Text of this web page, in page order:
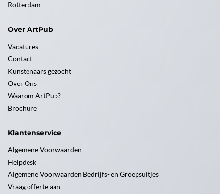
Rotterdam
Over ArtPub
Vacatures
Contact
Kunstenaars gezocht
Over Ons
Waarom ArtPub?
Brochure
Klantenservice
Algemene Voorwaarden
Helpdesk
Algemene Voorwaarden Bedrijfs- en Groepsuitjes
Vraag offerte aan